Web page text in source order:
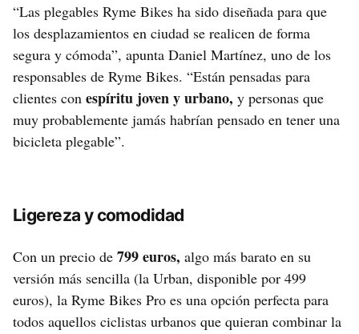
“Las plegables Ryme Bikes ha sido diseñada para que
los desplazamientos en ciudad se realicen de forma
segura y cómoda”, apunta Daniel Martínez, uno de los
responsables de Ryme Bikes. “Están pensadas para
clientes con espíritu joven y urbano, y personas que
muy probablemente jamás habrían pensado en tener una
bicicleta plegable”.
Ligereza y comodidad
Con un precio de 799 euros, algo más barato en su
versión más sencilla (la Urban, disponible por 499
euros), la Ryme Bikes Pro es una opción perfecta para
todos aquellos ciclistas urbanos que quieran combinar la